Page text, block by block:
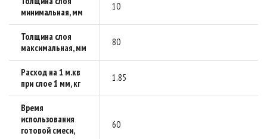
минимальная, мм
10
Толщина слоя
максимальная, мм
80
Расход на 1 м.кв
при слое 1 мм, кг
1.85
Время
использования
готовой смеси,
60